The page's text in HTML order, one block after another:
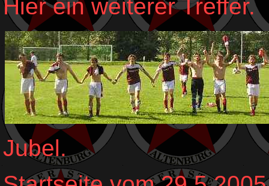
Hier ein weiterer Treffer.
Jubel.